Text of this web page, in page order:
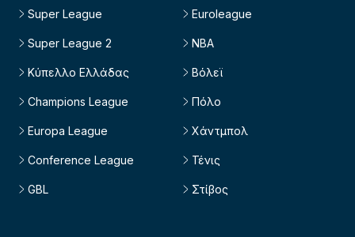
Super League
Super League 2
Κύπελλο Ελλάδας
Champions League
Europa League
Conference League
GBL
Euroleague
NBA
Βόλεϊ
Πόλο
Χάντμπολ
Τένις
Στίβος